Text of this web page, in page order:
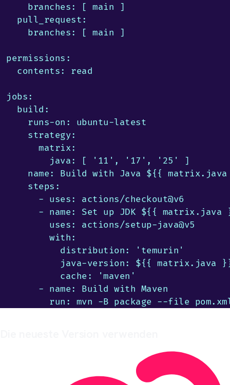
    branches: [ main ]
  pull_request:
    branches: [ main ]
permissions:
  contents: read
jobs:
  build:
    runs-on: ubuntu-latest
    strategy:
      matrix:
        java: [ '11', '17', '25' ]
name: Build with Java ${{ matrix.java
    steps:
      - uses: actions/checkout@v6
- name: Set up JDK ${{ matrix.java
        uses: actions/setup-java@v5
        with:
          distribution: 'temurin'
java-version: ${{ matrix.java
          cache: 'maven'
      - name: Build with Maven
run: mvn -B package --file